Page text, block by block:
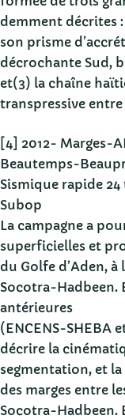
demment décrites
son prisme
décrochante Sud,
et(3) la chaîne
transpressive entre
[4] 2012- Marges-
Beautemps-
Sismique rapide
Subop
La campagne a
superficielles et
du Golfe d’Aden, à
Socotra-Hadbeen.
antérieures
(ENCENS-SHEBA
décrire la
segmentation, et
des marges entre
Socotra-Hadbeen.